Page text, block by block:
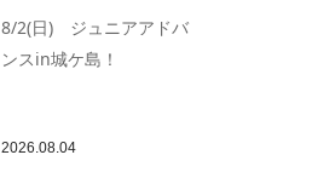
8/2(日) ジュニアアドバ
ンスin城ケ島！
2026.08.04